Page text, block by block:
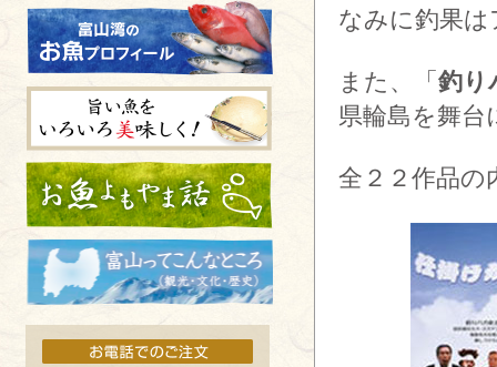
富山湾のお魚プロフィール
旨い魚をいろいろ美味しく!
お魚よもやま話
史）
なみに釣果
また、「 釣り
県輪島を舞
全２２作品の